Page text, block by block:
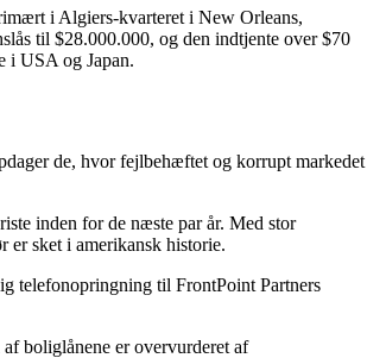
i Algiers-kvarteret i New Orleans,
til $28.000.000, og den indtjente over $70
i USA og Japan.
de, hvor fejlbehæftet og korrupt markedet
inden for de næste par år. Med stor
er sket i amerikansk historie.
telefonopringning til FrontPoint Partners
boliglånene er overvurderet af